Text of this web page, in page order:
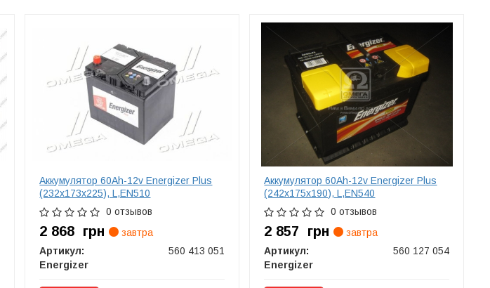
Аккумулятор 60Ah-12v Energizer Plus
(232х173х225), L,EN510
0 отзывов
2 868 грн
завтра
Артикул:
560 413 051
Energizer
Аккумулятор 60Ah-12v Energizer Plus
(242х175х190), L,EN540
0 отзывов
2 857 грн
завтра
Артикул:
560 127 054
Energizer